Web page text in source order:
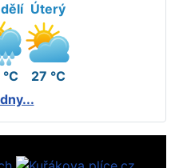
Úterý
27 °C